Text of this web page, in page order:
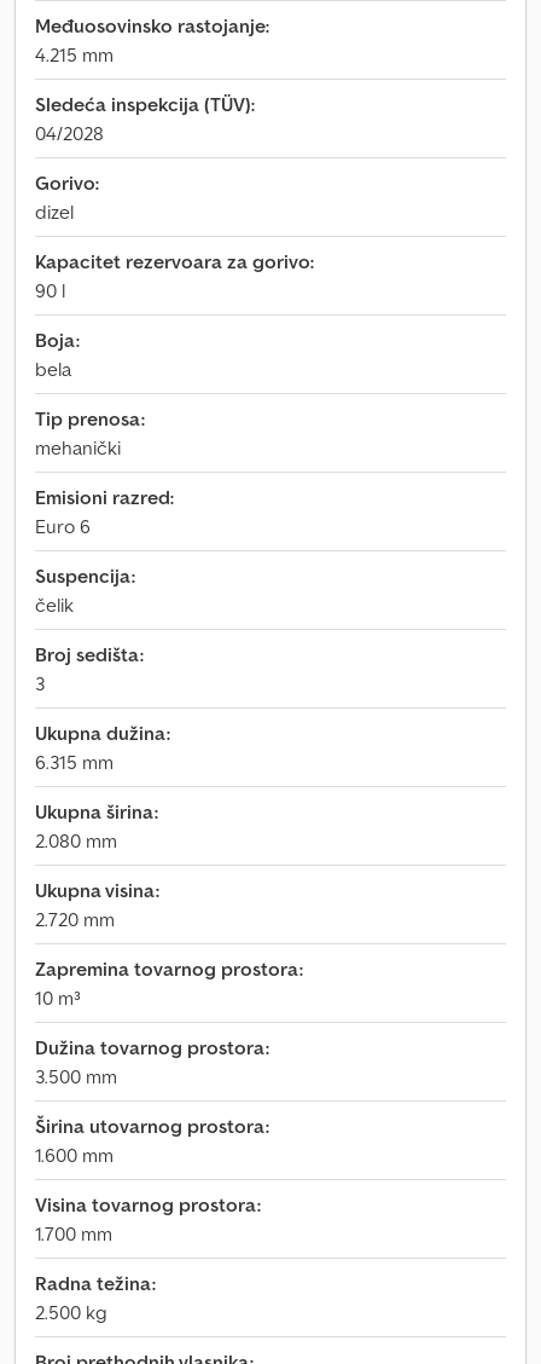
Međuosovinsko rastojanje:
4.215 mm
Sledeća inspekcija (TÜV):
04/2028
Gorivo:
dizel
Kapacitet rezervoara za gorivo:
90 l
Boja:
bela
Tip prenosa:
mehanički
Emisioni razred:
Euro 6
Suspencija:
čelik
Broj sedišta:
3
Ukupna dužina:
6.315 mm
Ukupna širina:
2.080 mm
Ukupna visina:
2.720 mm
Zapremina tovarnog prostora:
10 m³
Dužina tovarnog prostora:
3.500 mm
Širina utovarnog prostora:
1.600 mm
Visina tovarnog prostora:
1.700 mm
Radna težina:
2.500 kg